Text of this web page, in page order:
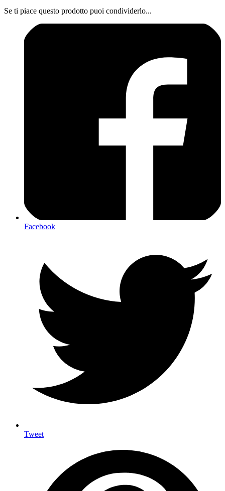
Se ti piace questo prodotto puoi condividerlo...
Facebook
Tweet